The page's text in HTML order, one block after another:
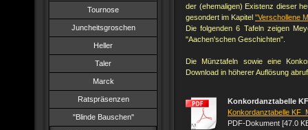
Tournose
Juncheitsgroschen
Heller
Taler
Marck
Ratspräsenzen
"Blinde Bauschen"
der (ehemaligen) Existenz dieser
gesondert im Kapitel "Verschollene
Die folgenden 6 Tafeln zeigen
"Aachen'schen Geschichten".
Die Münztafeln sowie eine
Download in höherer Auflösung
Konkordanztabelle
Konkordanztabelle
PDF-Dokument [47.0